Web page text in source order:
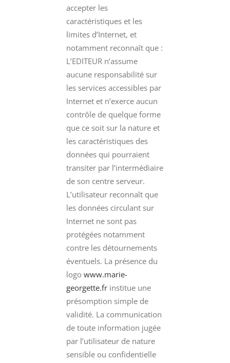
accepter les
caractéristiques et les
limites d’Internet, et
notamment reconnaît que :
L’EDITEUR n’assume
aucune responsabilité sur
les services accessibles par
Internet et n’exerce aucun
contrôle de quelque forme
que ce soit sur la nature et
les caractéristiques des
données qui pourraient
transiter par l’intermédiaire
de son centre serveur.
L’utilisateur reconnaît que
les données circulant sur
Internet ne sont pas
protégées notamment
contre les détournements
éventuels. La présence du
logo www.marie-
georgette.frinstitue une
présomption simple de
validité. La communication
de toute information jugée
par l’utilisateur de nature
sensible ou confidentielle